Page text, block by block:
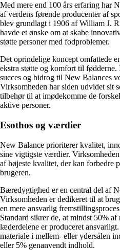
Med mere end 100 års erfaring har
af verdens førende producenter af
blev grundlagt i 1906 af William J.
havde et ønske om at skabe
støtte personer med fodproblemer.
Det oprindelige koncept omfattede
ekstra støtte og komfort til
succes og bidrog til New Balances
Virksomheden har siden udvidet sit
tilbehør til at imødekomme de
aktive personer.
Esothos og værdier
New Balance prioriterer kvalitet,
sine vigtigste værdier.
af højeste kvalitet, der kan forbedre
brugeren.
Bæredygtighed er en central del af
Virksomheden er dedikeret til at
en mere ansvarlig
Standard sikrer de, at mindst 50%
læderdelene er produceret
materiale i mellem- eller ydersålen
eller 5% genanvendt indhold.